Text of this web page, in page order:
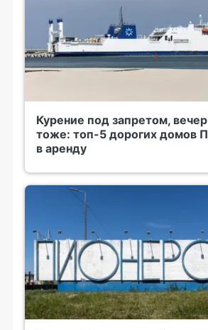
Курение под запретом,
тоже: топ-5 дорогих домов
в аренду